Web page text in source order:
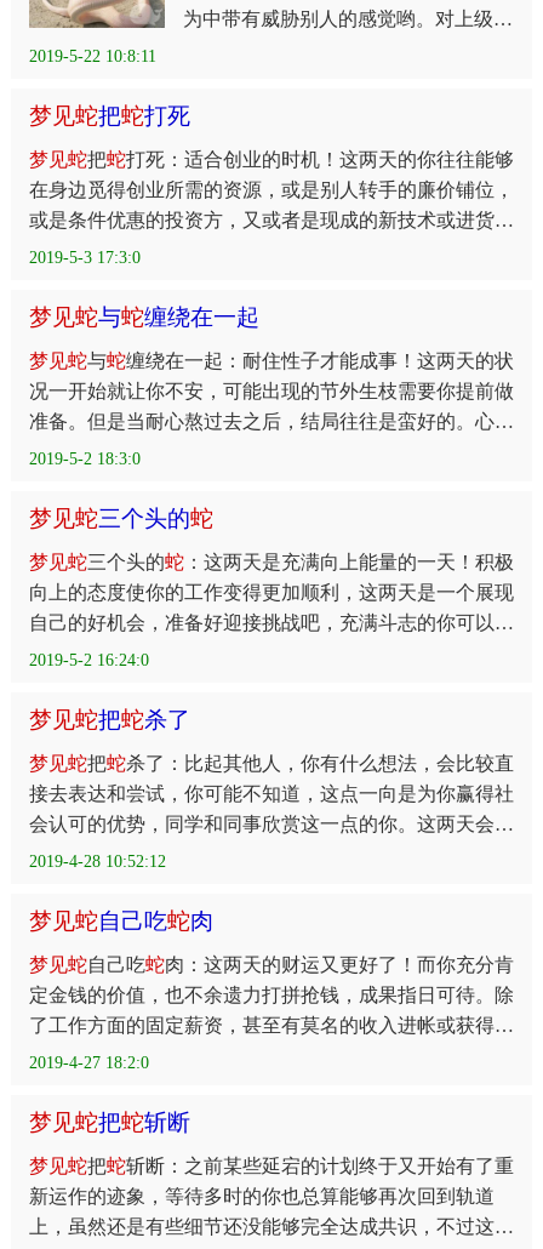
为中带有威胁别人的感觉哟。对上级、
因临时理由而取消，想要避免引发
2019-5-22 10:8:11
梦 见蛇把蛇打死
梦见蛇把蛇打死：适合创业的时机！这两天的你往往能够
在身边觅得创业所需的资源，或是别人转手的廉价铺位，
或是条件优惠的投资方，又或者是现成的新技术或进货渠
道。总之，只有你有心，新的事业天地可以看到曙光了！
2019-5-3 17:3:0
梦 见蛇与蛇缠绕在一起
梦见蛇与蛇缠绕在一起：耐住性子才能成事！这两天的状
况一开始就让你不安，可能出现的节外生枝需要你提前做
准备。但是当耐心熬过去之后，结局往往是蛮好的。心情
也随之变得相当舒畅！恋情方面，旅途中更有机会遇到合
2019-5-2 18:3:0
梦 见蛇三个头的蛇
梦见蛇三个头的蛇：这两天是充满向上能量的一天！积极
向上的态度使你的工作变得更加顺利，这两天是一个展现
自己的好机会，准备好迎接挑战吧，充满斗志的你可以说
是火力全开，尽情展现吧。工作之余，记得注意健康问题
2019-5-2 16:24:0
梦 见蛇把蛇杀了
梦见蛇把蛇杀了：比起其他人，你有什么想法，会比较直
接去表达和尝试，你可能不知道，这点一向是为你赢得社
会认可的优势，同学和同事欣赏这一点的你。这两天会遇
上些小困难，如果能作出虚心求教的态度，会让你原本直
2019-4-28 10:52:12
梦 见蛇自己吃蛇肉
梦见蛇自己吃蛇肉：这两天的财运又更好了！而你充分肯
定金钱的价值，也不余遗力打拼抢钱，成果指日可待。除
了工作方面的固定薪资，甚至有莫名的收入进帐或获得物
资。如果不需自己负担生计，也会得到意外的好处或赠品
2019-4-27 18:2:0
梦 见蛇把蛇斩断
梦见蛇把蛇斩断：之前某些延宕的计划终于又开始有了重
新运作的迹象，等待多时的你也总算能够再次回到轨道
上，虽然还是有些细节还没能够完全达成共识，不过这都